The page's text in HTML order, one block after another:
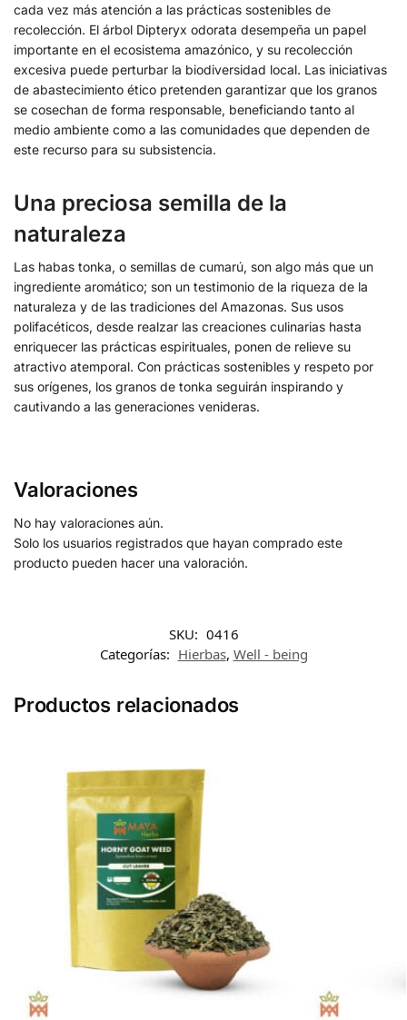
cada vez más atención a las prácticas sostenibles de
recolección. El árbol Dipteryx odorata desempeña un papel
importante en el ecosistema amazónico, y su recolección
excesiva puede perturbar la biodiversidad local. Las iniciativas
de abastecimiento ético pretenden garantizar que los granos
se cosechan de forma responsable, beneficiando tanto al
medio ambiente como a las comunidades que dependen de
este recurso para su subsistencia.
Una preciosa semilla de la
naturaleza
Las habas tonka, o semillas de cumarú, son algo más que un
ingrediente aromático; son un testimonio de la riqueza de la
naturaleza y de las tradiciones del Amazonas. Sus usos
polifacéticos, desde realzar las creaciones culinarias hasta
enriquecer las prácticas espirituales, ponen de relieve su
atractivo atemporal. Con prácticas sostenibles y respeto por
sus orígenes, los granos de tonka seguirán inspirando y
cautivando a las generaciones venideras.
Valoraciones
No hay valoraciones aún.
Solo los usuarios registrados que hayan comprado este
producto pueden hacer una valoración.
SKU: 0416
Categorías: Hierbas, Well - being
Productos relacionados